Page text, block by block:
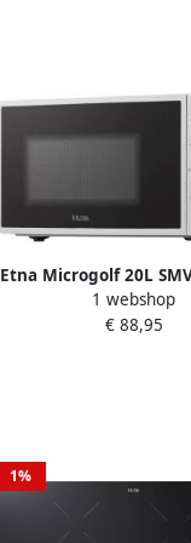
Etna Microgolf 20L
Microgolfovens |1 webshop
€ 88,95
1%